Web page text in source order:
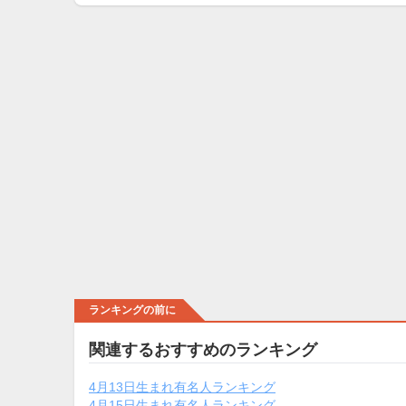
ランキングの前に
関連するおすすめのランキング
4月13日生まれ有名人ランキング